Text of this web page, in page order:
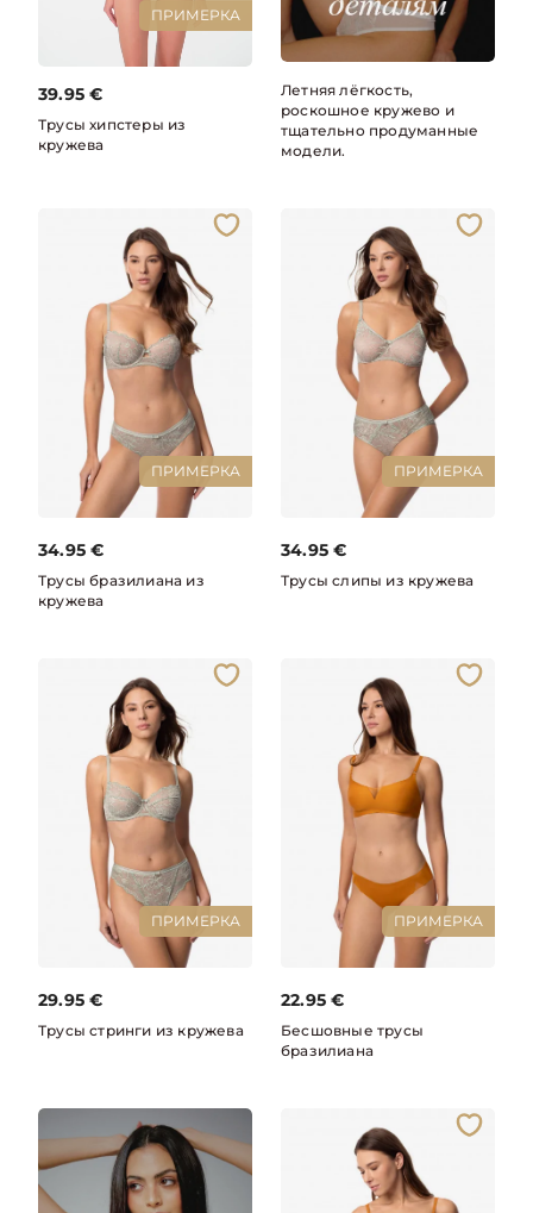
ПРИМЕРКА
39.95 €
Трусы хипстеры из
кружева
Летняя лёгкость,
роскошное кружево и
тщательно продуманные
модели.
ПРИМЕРКА
34.95 €
Трусы бразилиана из
кружева
ПРИМЕРКА
34.95 €
Трусы слипы из кружева
ПРИМЕРКА
29.95 €
Трусы стринги из кружева
ПРИМЕРКА
22.95 €
Бесшовные трусы
бразилиана